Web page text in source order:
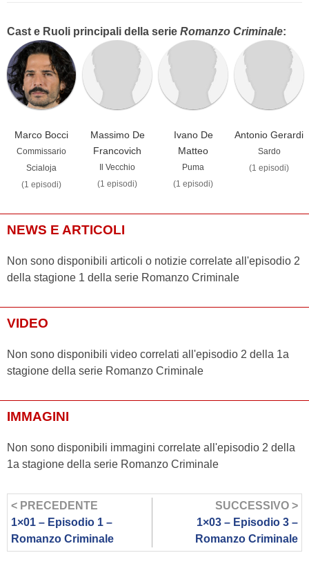
Cast e Ruoli principali della serie Romanzo Criminale:
Marco Bocci
Commissario
Scialoja
(1 episodi)
Massimo De
Francovich
Il Vecchio
(1 episodi)
Ivano De
Matteo
Puma
(1 episodi)
Antonio Gerardi
Sardo
(1 episodi)
NEWS E ARTICOLI
Non sono disponibili articoli o notizie correlate all'episodio 2
della stagione 1 della serie Romanzo Criminale
VIDEO
Non sono disponibili video correlati all'episodio 2 della 1a
stagione della serie Romanzo Criminale
IMMAGINI
Non sono disponibili immagini correlate all'episodio 2 della
1a stagione della serie Romanzo Criminale
< PRECEDENTE
1×01 – Episodio 1 –
Romanzo Criminale
SUCCESSIVO >
1×03 – Episodio 3 –
Romanzo Criminale